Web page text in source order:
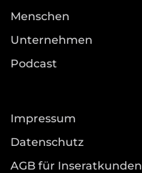
Menschen
Unternehmen
Podcast
Impressum
Datenschutz
AGB für Inseratkunden